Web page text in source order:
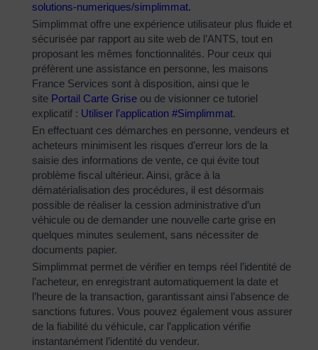
solutions-numeriques/simplimmat.
Simplimmat offre une expérience utilisateur plus fluide et
sécurisée par rapport au site web de l’ANTS, tout en
proposant les mêmes fonctionnalités. Pour ceux qui
préfèrent une assistance en personne, les maisons
France Services sont à disposition, ainsi que le
site Portail Carte Grise ou de visionner ce tutoriel
explicatif : Utiliser l’application #Simplimmat.
En effectuant ces démarches en personne, vendeurs et
acheteurs minimisent les risques d’erreur lors de la
saisie des informations de vente, ce qui évite tout
problème fiscal ultérieur. Ainsi, grâce à la
dématérialisation des procédures, il est désormais
possible de réaliser la cession administrative d’un
véhicule ou de demander une nouvelle carte grise en
quelques minutes seulement, sans nécessiter de
documents papier.
Simplimmat permet de vérifier en temps réel l’identité de
l’acheteur, en enregistrant automatiquement la date et
l’heure de la transaction, garantissant ainsi l’absence de
sanctions futures. Vous pouvez également vous assurer
de la fiabilité du véhicule, car l’application vérifie
instantanément l’identité du vendeur.